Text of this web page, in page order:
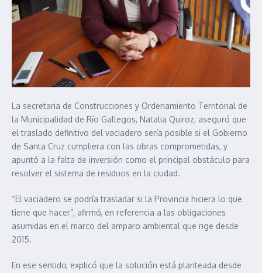
La secretaria de Construcciones y Ordenamiento Territorial de
la Municipalidad de Río Gallegos, Natalia Quiroz, aseguró que
el traslado definitivo del vaciadero sería posible si el Gobierno
de Santa Cruz cumpliera con las obras comprometidas, y
apuntó a la falta de inversión como el principal obstáculo para
resolver el sistema de residuos en la ciudad.
“El vaciadero se podría trasladar si la Provincia hiciera lo que
tiene que hacer”, afirmó, en referencia a las obligaciones
asumidas en el marco del amparo ambiental que rige desde
2015.
En ese sentido, explicó que la solución está planteada desde